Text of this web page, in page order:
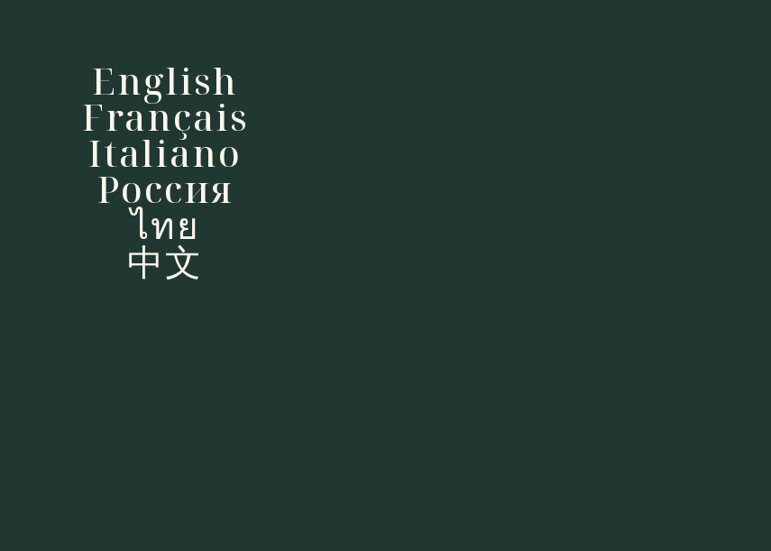
English
Français
Italiano
Pоссия
ไทย
中文